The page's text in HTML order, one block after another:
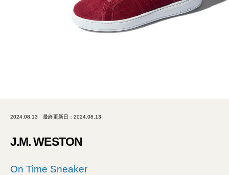
2024.08.13 最終更新日：2024.08.13
J.M. WESTON
On Time Sneaker